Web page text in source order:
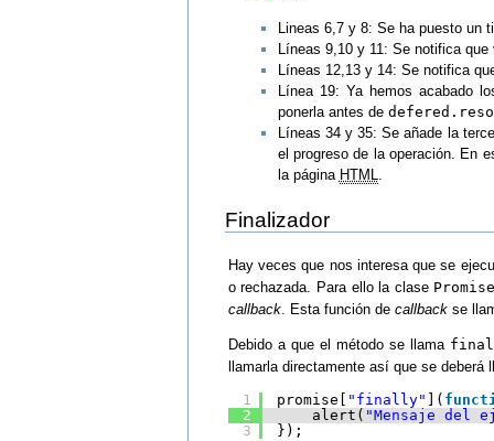
Lineas 6,7 y 8: Se ha puesto
Líneas 9,10 y 11: Se notifica
Líneas 12,13 y 14: Se notifica
Línea 19: Ya hemos acabado
ponerla antes de
Líneas 34 y 35: Se añade la
el progreso de la operación. En
la página HTML
Finalizador
Hay veces que nos interesa que se
o rechazada. Para ello la clase
callback. Esta función de callbackse
Debido a que el método se llama
llamarla directamente así que se
1
2
3
promise[ "finally" ](
alert( "Mensaje del
});